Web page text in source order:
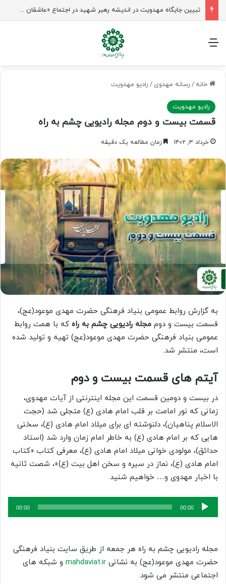
تبیین جایگاه مهدویت در اندیشه رهبر شهید در اجتماع «عاشقان ولایت» ساری
منو
خانه / رسانه مهدوی / رادیو مهدویت
رادیو مهدویت
قسمت بیست و دوم مجله رادیویی چشم به راه
خرداد ۳, ۱۴۰۲ زمان مطالعه یک دقیقه
به گزارش روابط عمومی بنیاد فرهنگی حضرت مهدی موعود(عج)،
قسمت بیست و دوم مجله رادیویی چشم به راه که با همت روابط
عمومی بنیاد فرهنگی حضرت مهدی موعود(عج) تهیه و تولید شده
است، منتشر شد.
آیتم های قسمت بیست و دوم
در بیست و دومین قسمت این مجله اینترنتی از آیات مهدوی،
زمانی که نور امامت بر قلب امام هادی (ع) متجلی شد (حجت
الاسلام پناهیان)، دلنوشته ای برای میلاد امام هادی (ع)، سختی
هایی که بر امام هادی (ع) به خاطر امام زمان وارد شد (استاد
حدائق)، مولودی خوانی میلاد امام هادی (ع)، معرفی کتاب «کتاب
امام هادی (ع)، نماز در سیره و سخن اهل بیت (ع)»، شصت ثانیه
با اخبار مهدوی و… خواهیم شنید.
پخش‌کننده
صوت
00:00
00:00
مجله رادیویی چشم به راه هر جمعه از طریق سایت بنیاد فرهنگی
حضرت مهدی موعود(عج) به نشانی mahdaviat.ir و شبکه های
اجتماعی منتشر می شود.